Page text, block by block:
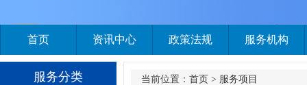
首页 资讯中心 政策法规 服务机构
服务分类 当前位置： 首页 > 服务项目